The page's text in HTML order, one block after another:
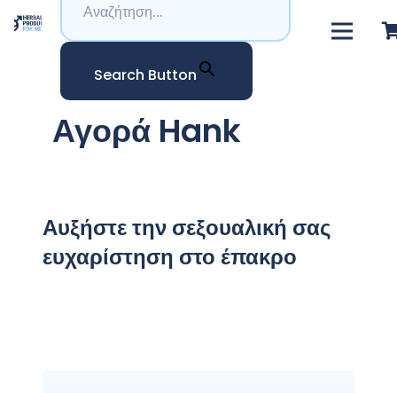
Search Button
Αγορά Hank
Αυξήστε την σεξουαλική σας
ευχαρίστηση στο έπακρο